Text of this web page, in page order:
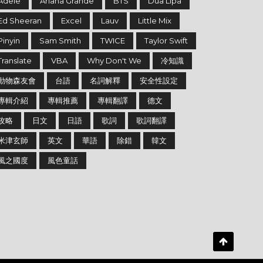
Sheeran Excel Lauv Little Mix
Sam Smith TWICE Taylor Swift
VBA Why Don't We 冷知識
物森友會 台語 名詞解釋 安全性設定
輯介紹 專輯推薦 專輯翻譯 德文
略 日文 日語 歌詞 歌詞翻譯
津玄師 英文 華語 除錯 韓文
之國度 風色童話